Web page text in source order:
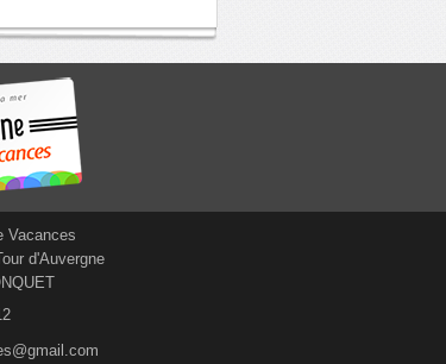
Vacances
d'Auvergne